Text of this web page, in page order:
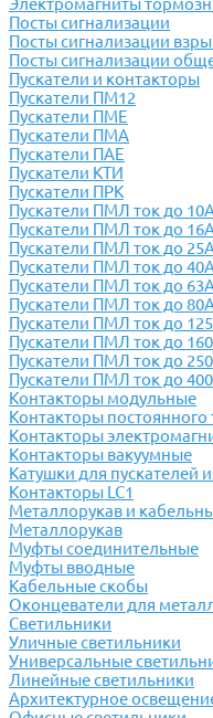
Посты сигнализации
Посты сигнализации
Посты сигнализации
Пускатели и контакторы
Пускатели ПМ12
Пускатели ПМЕ
Пускатели ПМА
Пускатели ПАЕ
Пускатели КТИ
Пускатели ПРК
Пускатели ПМЛ ток до
Пускатели ПМЛ ток до
Пускатели ПМЛ ток до
Пускатели ПМЛ ток до
Пускатели ПМЛ ток до
Пускатели ПМЛ ток до
Пускатели ПМЛ ток до
Пускатели ПМЛ ток до
Пускатели ПМЛ ток до
Пускатели ПМЛ ток до
Контакторы модульные
Контакторы постоянного
Контакторы
Контакторы вакуумные
Катушки для пускателей
Контакторы LC1
Металлорукав и
Металлорукав
Муфты соединительные
Муфты вводные
Кабельные скобы
Оконцеватели для
Светильники
Уличные светильники
Универсальные
Линейные светильники
Архитектурное